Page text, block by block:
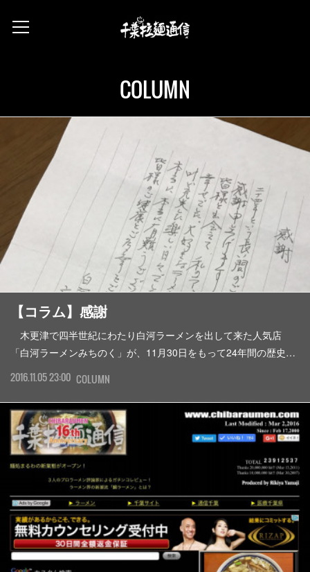
COLUMN
【コラム】感謝
木更津で四半世紀にわたり白河ラーメンを出して来た人気店
「白河ラーメンみちのく」が、11月30日をもって24年間の歴史…
2016.11.05 23:00 COLUMN